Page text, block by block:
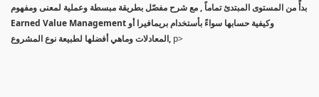
بدأً من المستوى المبتدئ تماماً , مع شرح مفصّل بطريقة مبسطة وعملية لمعنى ومفهوم
Earned Value Management وكيفية حسابها سواءً بأستخدام بريمافيرا أو
المعادلات وماهي أفضلها لطبيعة نوع المشروع, p>